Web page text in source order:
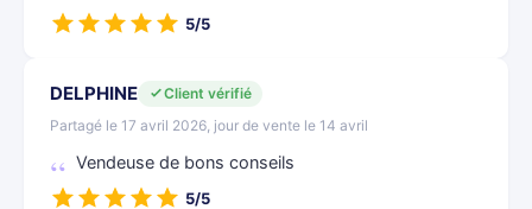
5/5
DELPHINE
Client vérifié
Partagé le 17 avril 2026, jour de vente le 14 avril
Vendeuse de bons conseils
5/5